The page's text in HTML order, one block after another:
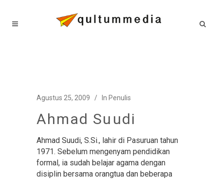
Agustus 25, 2009 In Penulis
Ahmad Suudi
Ahmad Suudi, S.Si., lahir di Pasuruan tahun
1971. Sebelum mengenyam pendidikan
formal, ia sudah belajar agama dengan
disiplin bersama orangtua dan beberapa